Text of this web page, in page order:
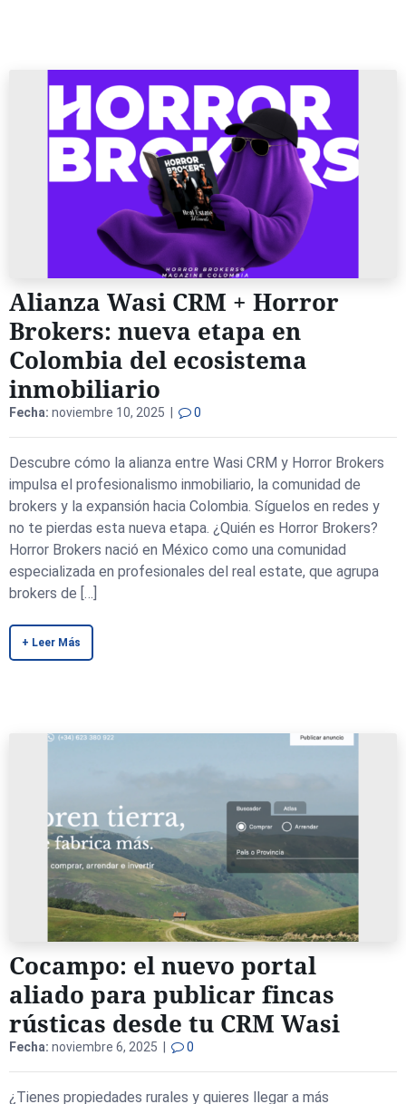
Alianza Wasi CRM + Horror
Brokers: nueva etapa en
Colombia del ecosistema
inmobiliario
Fecha: noviembre 10, 2025 | 0
Descubre cómo la alianza entre Wasi CRM y Horror Brokers
impulsa el profesionalismo inmobiliario, la comunidad de
brokers y la expansión hacia Colombia. Síguelos en redes y
no te pierdas esta nueva etapa. ¿Quién es Horror Brokers?
Horror Brokers nació en México como una comunidad
especializada en profesionales del real estate, que agrupa
brokers de […]
+ Leer Más
Cocampo: el nuevo portal
aliado para publicar fincas
rústicas desde tu CRM Wasi
Fecha: noviembre 6, 2025 | 0
¿Tienes propiedades rurales y quieres llegar a más